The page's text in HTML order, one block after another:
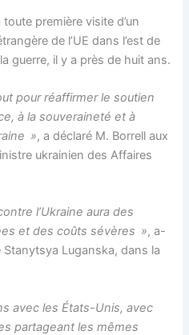
première visite d’un
de l’UE dans l’est de
guerre, il y a près de huit ans.
pour réaffirmer le soutien
à la souveraineté et à
», a déclaré M. Borrell aux
ukrainien des Affaires
l’Ukraine aura des
et des coûts sévères », a-
Luganska, dans la
avec les États-Unis, avec
partageant les mêmes